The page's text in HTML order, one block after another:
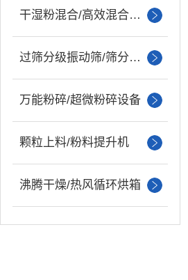
干湿粉混合/高效混合设备
过筛分级振动筛/筛分设备
万能粉碎/超微粉碎设备
颗粒上料/粉料提升机
沸腾干燥/热风循环烘箱